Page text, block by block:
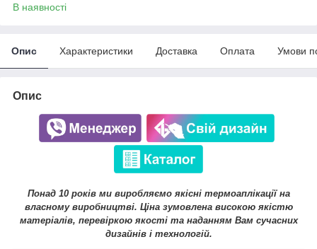
В наявності
Опис Характеристики Доставка Оплата Умови
Опис
Понад 10 років ми виробляємо якісні термоаплікації на
власному виробництві. Ціна зумовлена високою якістю
матеріалів, перевіркою якості та наданням Вам сучасних
дизайнів і технологій.